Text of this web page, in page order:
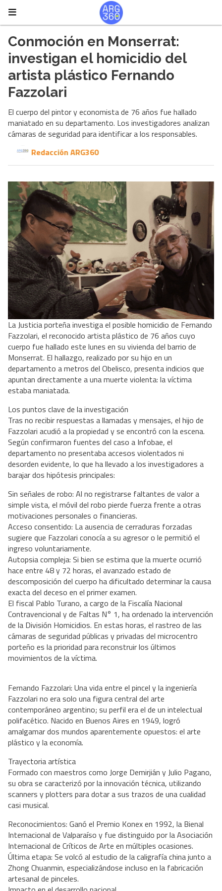
Conmoción en Monserrat:
investigan el homicidio del
artista plástico Fernando
Fazzolari
El cuerpo del pintor y economista de 76 años fue hallado
maniatado en su departamento. Los investigadores analizan
cámaras de seguridad para identificar a los responsables.
Redacción ARG360
La Justicia porteña investiga el posible homicidio de Fernando
Fazzolari, el reconocido artista plástico de 76 años cuyo
cuerpo fue hallado este lunes en su vivienda del barrio de
Monserrat. El hallazgo, realizado por su hijo en un
departamento a metros del Obelisco, presenta indicios que
apuntan directamente a una muerte violenta: la víctima
estaba maniatada.
Los puntos clave de la investigación
Tras no recibir respuestas a llamadas y mensajes, el hijo de
Fazzolari acudió a la propiedad y se encontró con la escena.
Según confirmaron fuentes del caso a Infobae, el
departamento no presentaba accesos violentados ni
desorden evidente, lo que ha llevado a los investigadores a
barajar dos hipótesis principales:
Sin señales de robo: Al no registrarse faltantes de valor a
simple vista, el móvil del robo pierde fuerza frente a otras
motivaciones personales o financieras.
Acceso consentido: La ausencia de cerraduras forzadas
sugiere que Fazzolari conocía a su agresor o le permitió el
ingreso voluntariamente.
Autopsia compleja: Si bien se estima que la muerte ocurrió
hace entre 48 y 72 horas, el avanzado estado de
descomposición del cuerpo ha dificultado determinar la causa
exacta del deceso en el primer examen.
El fiscal Pablo Turano, a cargo de la Fiscalía Nacional
Contravencional y de Faltas N° 1, ha ordenado la intervención
de la División Homicidios. En estas horas, el rastreo de las
cámaras de seguridad públicas y privadas del microcentro
porteño es la prioridad para reconstruir los últimos
movimientos de la víctima.
Fernando Fazzolari: Una vida entre el pincel y la ingeniería
Fazzolari no era solo una figura central del arte
contemporáneo argentino; su perfil era el de un intelectual
polifacético. Nacido en Buenos Aires en 1949, logró
amalgamar dos mundos aparentemente opuestos: el arte
plástico y la economía.
Trayectoria artística
Formado con maestros como Jorge Demirjián y Julio Pagano,
su obra se caracterizó por la innovación técnica, utilizando
scanners y plotters para dotar a sus trazos de una cualidad
casi musical.
Reconocimientos: Ganó el Premio Konex en 1992, la Bienal
Internacional de Valparaíso y fue distinguido por la Asociación
Internacional de Críticos de Arte en múltiples ocasiones.
Última etapa: Se volcó al estudio de la caligrafía china junto a
Zhong Chuanmin, especializándose incluso en la fabricación
artesanal de pinceles.